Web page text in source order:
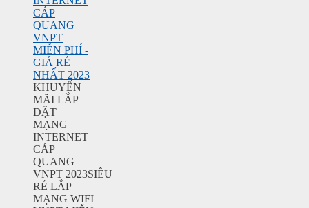
CÁP
QUANG
VNPT
MIỄN PHÍ -
GIÁ RẺ
NHẤT 2023
KHUYẾN
MÃI LẮP
ĐẶT
MẠNG
INTERNET
CÁP
QUANG
VNPT 2023SIÊU
RẺ LẮP
MẠNG WIFI